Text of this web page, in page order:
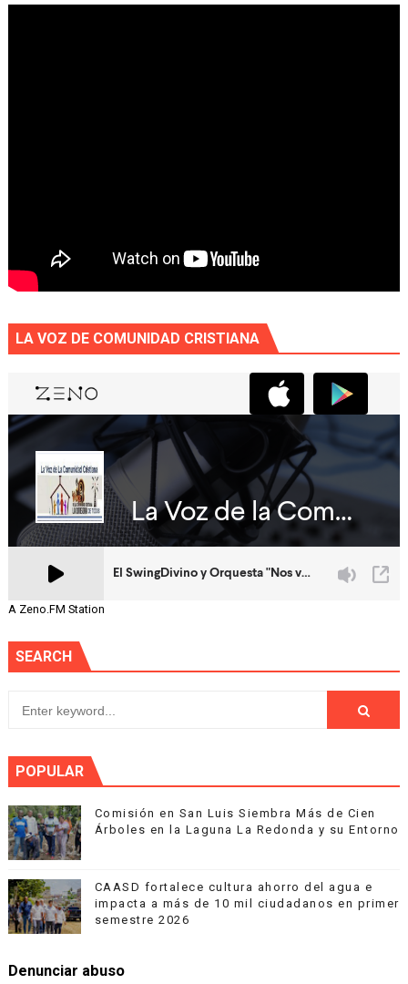
LA VOZ DE COMUNIDAD CRISTIANA
A Zeno.FM Station
SEARCH
POPULAR
Comisión en San Luis Siembra Más de Cien
Árboles en la Laguna La Redonda y su Entorno
CAASD fortalece cultura ahorro del agua e
impacta a más de 10 mil ciudadanos en primer
semestre 2026
Denunciar abuso